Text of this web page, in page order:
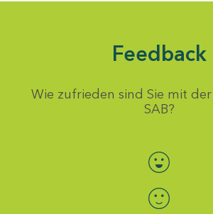
Feedback
Wie zufrieden sind Sie mit
SAB?
Bewertung